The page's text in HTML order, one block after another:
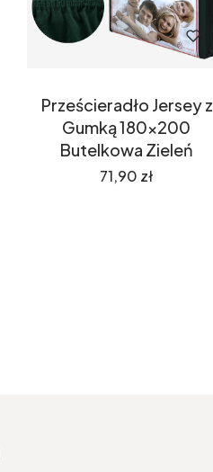
Prześcieradło Jersey z
Gumką 180x200
Butelkowa Zieleń
Cena
71,90 zł